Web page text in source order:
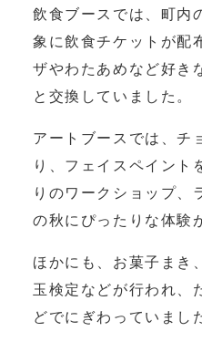
飲食ブースでは、町内
象に飲食チケットが配
ザやわたあめなど好き
と交換していました。
アートブースでは、チ
り、フェイスペイント
りのワークショップ、
の秋にぴったりな体験
ほかにも、お菓子まき
玉検定などが行われ、
どでにぎわっていまし